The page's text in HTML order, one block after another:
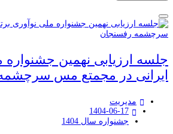
جلسه ارزیابی نهمین جشنواره
ایرانی در مجمتع مس
مدیریت
1404-06-17
جشنواره سال 1404